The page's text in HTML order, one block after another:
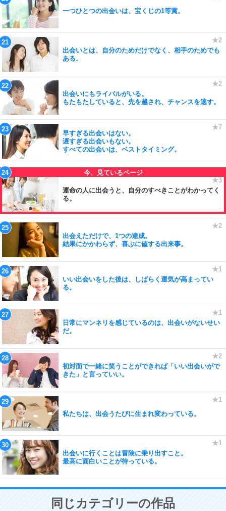
一つひとつの出会いは、宝くじの1等賞。
出会いとは、自分のためだけでなく、相手のためでも
ある。
出会いにもライバルがいる。
もたもたしていると、先を越され、チャンスを逃す。
早すぎる出会いはない。
遅すぎる出会いもない。
すべての出会いは、ベストタイミング。
運命の人に出会うと、自分のすべきことがわかってく
る。
出会えただけで、1つの達成。
結果にかかわらず、喜ぶに値する出来事。
いい出会いをした後は、しばらく運気が高まってい
る。
日常にマンネリを感じているのは、出会いがないせい
だ。
初対面で一緒に笑うことができれば「いい出会いがで
きた」と言っていい。
私たちは、出会うたびに生まれ変わっている。
出会いに行くことは冒険に乗り出すこと。
最高に面白いことが待っている。
同じカテゴリーの作品